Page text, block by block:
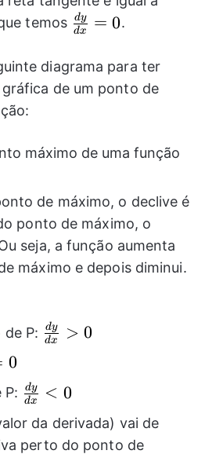
temos \frac{dy}
dx
dy = 0.
diagrama para ter
de um ponto de
de máximo, o declive é
ponto de máximo, o
seja, a função aumenta
máximo e depois diminui.
P: \frac{dy}
dx
dy > 0
0
P: \frac{dy}
{dx}<0
dx
dy < 0
da derivada) vai de
perto do ponto de